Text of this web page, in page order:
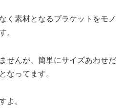
く素材となるブラケットをモノ
。
せんが、簡単にサイズあわせだ
なってます。
よ。